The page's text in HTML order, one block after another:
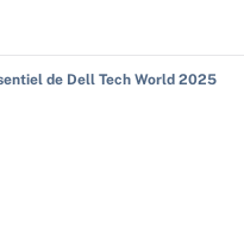
de Dell Tech World 2025